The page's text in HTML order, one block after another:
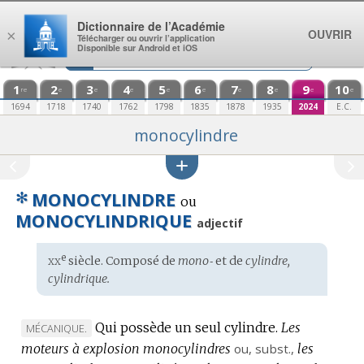
Aller au contenu
1 re
1694
2e
1718
3e
1740
4e
1762
5e
1798
6e
1835
7e
1878
8e
1935
9e
2024
10e
E.C.
monocylindre
✻ MONOCYLINDRE ou
MONOCYLINDRIQUE adjectif
Étymologie
:
xxesiècle. Composé de mono‑et de cylindre,
cylindrique.
MARQUE
DE
MÉCANIQUE. Qui possède un seul cylindre. Les
moteurs à explosion monocylindres ou, subst., les
×
Dictionnaire de l’Académie
Télécharger ou ouvrir l’application
Disponible sur Android et iOS
OUVRIR